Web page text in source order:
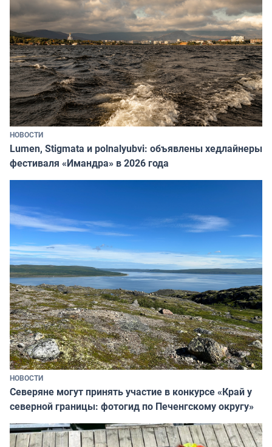
НОВОСТИ
Lumen, Stigmata и polnalyubvi: объявлены хедлайнеры
фестиваля «Имандра» в 2026 года
НОВОСТИ
Северяне могут принять участие в конкурсе «Край у
северной границы: фотогид по Печенгскому округу»